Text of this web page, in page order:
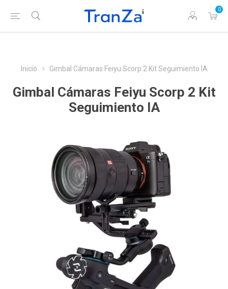
0
Inicio Gimbal Cámaras Feiyu Scorp 2 Kit Seguimiento IA
Gimbal Cámaras Feiyu Scorp 2 Kit
Seguimiento IA